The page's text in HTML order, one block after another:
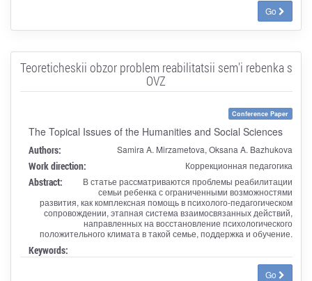
Go
Teoreticheskii obzor problem reabilitatsii sem'i rebenka s
OVZ
Conference Paper
The Topical Issues of the Humanities and Social Sciences
Authors: Samira A. Mirzametova, Oksana A. Bazhukova
Work direction: Коррекционная педагогика
Abstract:
В статье рассматриваются проблемы реабилитации
семьи ребенка с ограниченными возможностями
развития, как комплексная помощь в психолого-педагогическом
сопровождении, этапная система взаимосвязанных действий,
направленных на восстановление психологического
положительного климата в такой семье, поддержка и обучение.
Keywords:
Go